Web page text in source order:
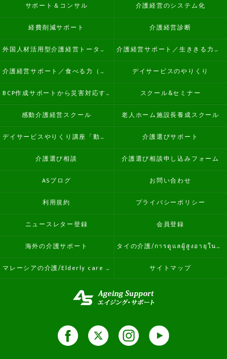
サポート＆コンサル 介護経営のシステム化
経費削減サポート 介護経営診断
外国人材活用型介護経営トータルサポート 介護経営サポート／生ききる力（看取り）
介護経営サポート／食べる力（誤嚥性肺炎予防） デイサービスのやりくり
BCP作成サポートから災害対応する介護経営 スクール&セミナー
感動介護経営スクール 老人ホーム施設長養成スクール
デイサービスやりくり講座「動画学習コース」 介護選びサポート
介護選び相談 介護選び相談申し込みフォーム
ASブログ お問い合わせ
利用規約 プライバシーポリシー
ニュースレター登録 会員登録
海外の介護サポート タイの介護/การดูแลผู้สูงอายุในประเทศไทย
マレーシアの介護/Elderly care in Malaysia サイトマップ